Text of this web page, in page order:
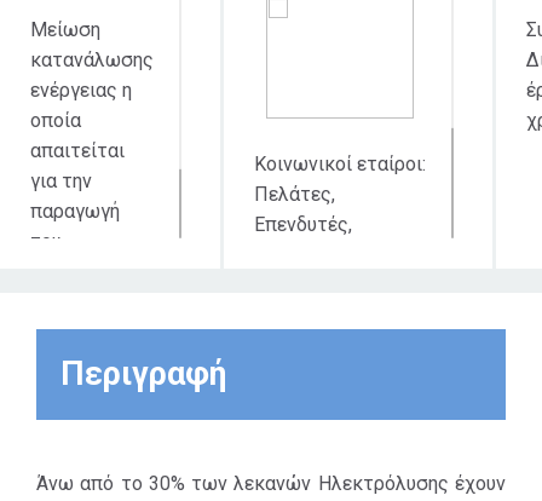
Μείωση
κατανάλωσης
ενέργειας η
οποία
απαιτείται
για την
παραγωγή
του
Κοινωνικοί εταίροι:
Πελάτες,
Επενδυτές,
Περιγραφή
Άνω από το 30% των λεκανών Ηλεκτρόλυσης έχουν